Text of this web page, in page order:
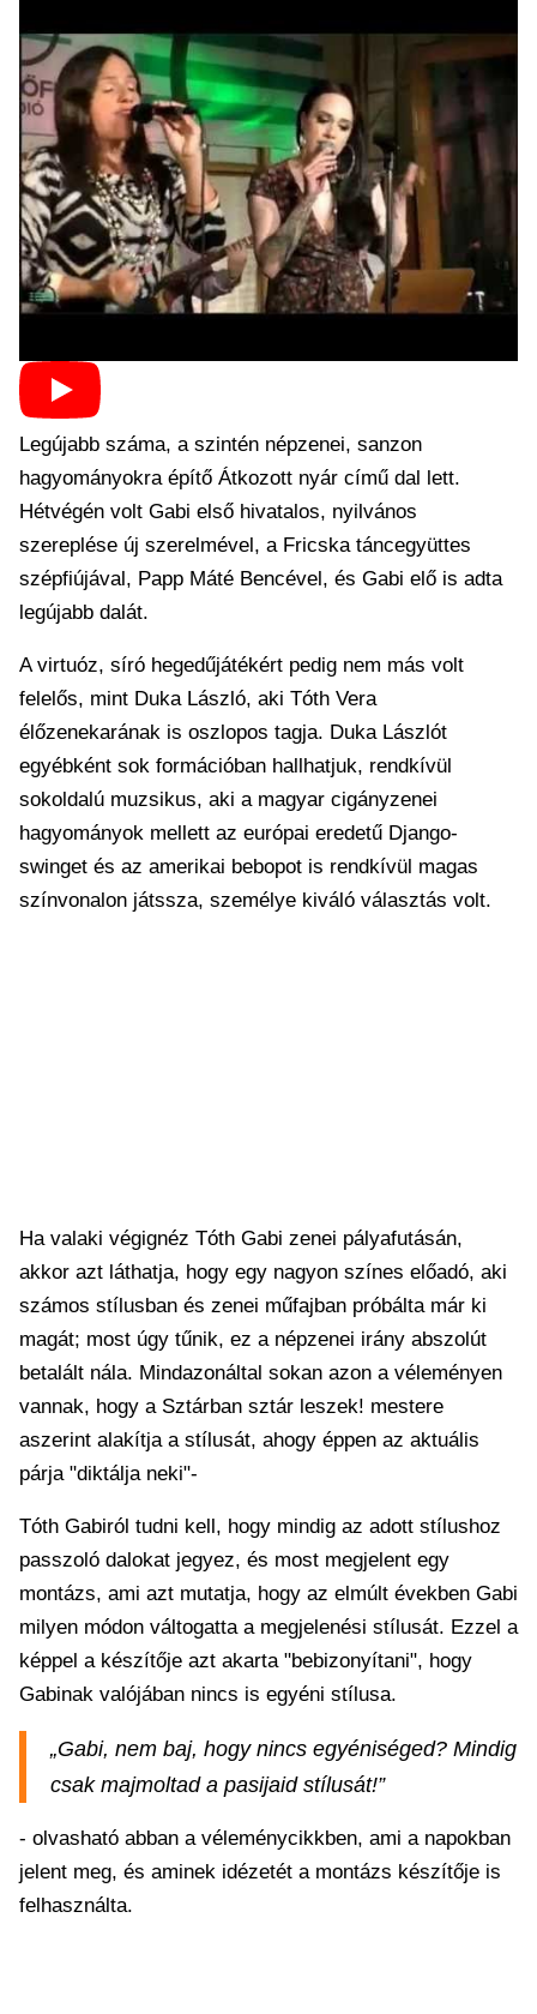
Legújabb száma, a szintén népzenei, sanzon
hagyományokra építő Átkozott nyár című dal lett.
Hétvégén volt Gabi első hivatalos, nyilvános
szereplése új szerelmével, a Fricska táncegyüttes
szépfiújával, Papp Máté Bencével, és Gabi elő is adta
legújabb dalát.
A virtuóz, síró hegedűjátékért pedig nem más volt
felelős, mint Duka László, aki Tóth Vera
élőzenekarának is oszlopos tagja. Duka Lászlót
egyébként sok formációban hallhatjuk, rendkívül
sokoldalú muzsikus, aki a magyar cigányzenei
hagyományok mellett az európai eredetű Django-
swinget és az amerikai bebopot is rendkívül magas
színvonalon játssza, személye kiváló választás volt.
Ha valaki végignéz Tóth Gabi zenei pályafutásán,
akkor azt láthatja, hogy egy nagyon színes előadó, aki
számos stílusban és zenei műfajban próbálta már ki
magát; most úgy tűnik, ez a népzenei irány abszolút
betalált nála. Mindazonáltal sokan azon a véleményen
vannak, hogy a Sztárban sztár leszek! mestere
aszerint alakítja a stílusát, ahogy éppen az aktuális
párja "diktálja neki"-
Tóth Gabiról tudni kell, hogy mindig az adott stílushoz
passzoló dalokat jegyez, és most megjelent egy
montázs, ami azt mutatja, hogy az elmúlt években Gabi
milyen módon váltogatta a megjelenési stílusát. Ezzel a
képpel a készítője azt akarta "bebizonyítani", hogy
Gabinak valójában nincs is egyéni stílusa.
„Gabi, nem baj, hogy nincs egyéniséged? Mindig
csak majmoltad a pasijaid stílusát!”
- olvasható abban a véleménycikkben, ami a napokban
jelent meg, és aminek idézetét a montázs készítője is
felhasználta.